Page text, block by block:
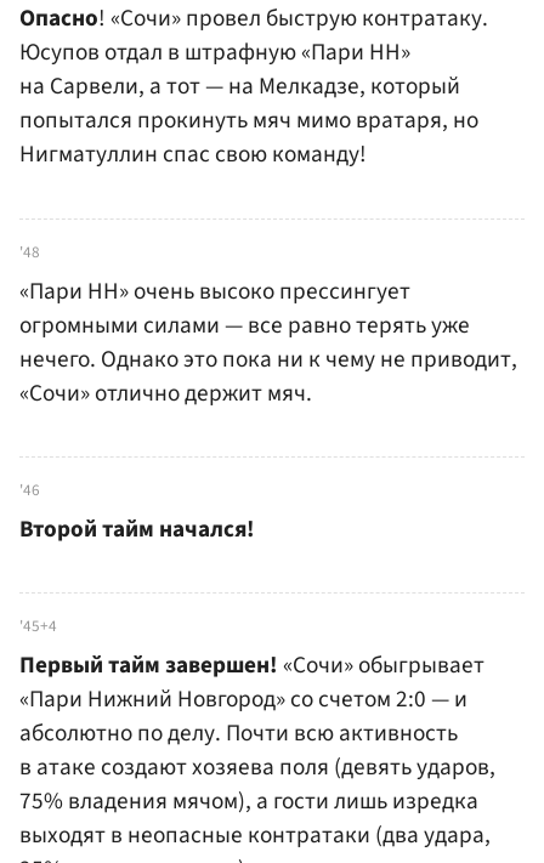
Опасно! «Сочи» провел быструю контратаку.
Юсупов отдал в штрафную «Пари НН»
на Сарвели, а тот — на Мелкадзе, который
попытался прокинуть мяч мимо вратаря, но
Нигматуллин спас свою команду!
'48
«Пари НН» очень высоко прессингует
огромными силами — все равно терять уже
нечего. Однако это пока ни к чему не приводит,
«Сочи» отлично держит мяч.
'46
Второй тайм начался!
'45+4
Первый тайм завершен! «Сочи» обыгрывает
«Пари Нижний Новгород» со счетом 2:0 — и
абсолютно по делу. Почти всю активность
в атаке создают хозяева поля (девять ударов,
75% владения мячом), а гости лишь изредка
выходят в неопасные контратаки (два удара,